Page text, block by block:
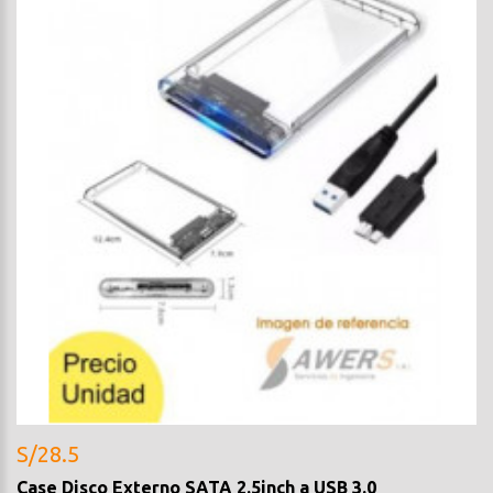
S/28.5
Case Disco Externo SATA 2.5inch a USB 3.0